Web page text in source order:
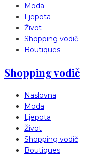
Moda
Ljepota
Život
Shopping vodič
Boutiques
Shopping vodič
Naslovna
Moda
Ljepota
Život
Shopping vodič
Boutiques